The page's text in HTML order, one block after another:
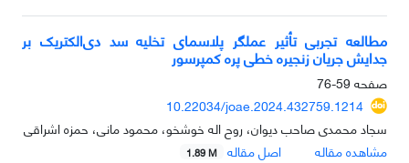
مطالعه تجربی تأثیر عملگر پلاسمای تخلیه سد دی‌الکتریک بر
جدایش جریان زنجیره خطی پره کمپرسور
صفحه59-76
10.22034/joae.2024.432759.1214
سجاد محمدی صاحب دیوان، روح اله خوشخو، محمود مانی، حمزه اشراقی
مشاهده مقاله
اصل مقاله 1.89 M